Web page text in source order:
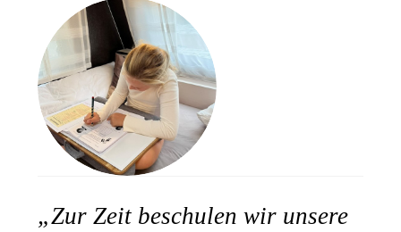
„Zur Zeit beschulen wir unsere
unsere